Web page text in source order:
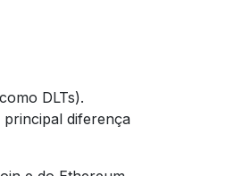
DLTs).
diferença